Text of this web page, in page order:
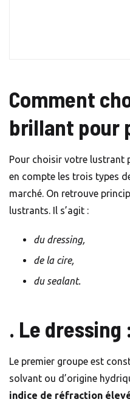
Comment
brillant pour
Pour choisir votre lustrant
en compte les trois types
marché. On retrouve
lustrants. Il s’agit :
du dressing,
de la cire,
du sealant.
. Le dressing :
Le premier groupe est
solvant ou d’origine
indice de réfraction